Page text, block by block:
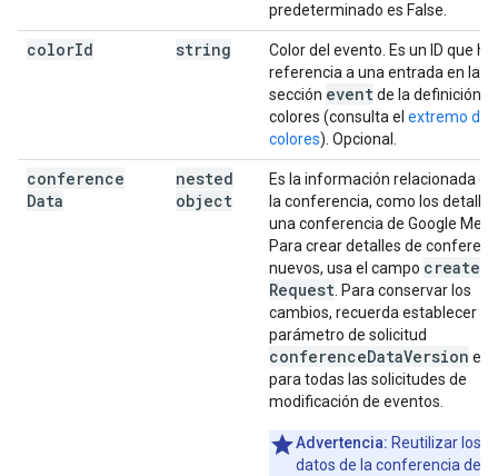
predeterminado es False.
colorId string
Color del evento. Es un ID que
referencia a una entrada en la
sección eventde la definición
colores (consulta el extremo de
colores). Opcional.
conference
Data
nested
object
Es la información relacionada
la conferencia, como los
una conferencia de Google
Para crear detalles de
nuevos, usa el campo create
Request . Para conservar los
cambios, recuerda establecer el
parámetro de solicitud
conferenceDataVersion en
para todas las solicitudes de
modificación de eventos.
Advertencia: Reutilizar los
datos de la conferencia de